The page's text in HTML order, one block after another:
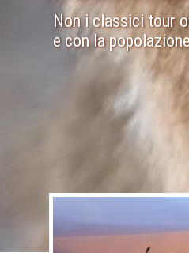
Non i classici tour
e con la